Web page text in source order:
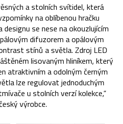
a stolních svítidel, která
na oblíbenou hračku
se nese na okouzlujícím
difuzorem a opálovým
stínů a světla. Zdroj LED
lisovaným hliníkem, který
atraktivním a odolným černým
lze regulovat jednoduchým
u stolních verzí kolekce,“
výrobce.